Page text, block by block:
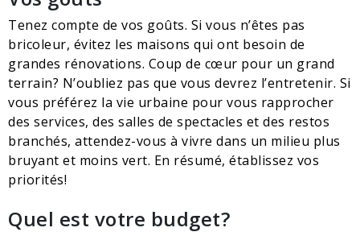
Tenez compte de vos goûts. Si vous n’êtes pas
bricoleur, évitez les maisons qui ont besoin de
grandes rénovations. Coup de cœur pour un grand
terrain? N’oubliez pas que vous devrez l’entretenir. Si
vous préférez la vie urbaine pour vous rapprocher
des services, des salles de spectacles et des restos
branchés, attendez-vous à vivre dans un milieu plus
bruyant et moins vert. En résumé, établissez vos
priorités!
Quel est votre budget?